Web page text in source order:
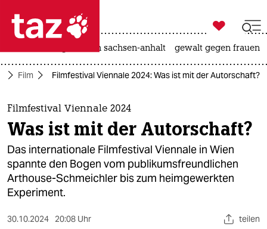
 taz zahl ich
taz zahl ich
themen
politik
öko
gesellschaft
kultur

taz zahl ich
landtagswahl in sachsen-anhalt gewalt gegen frauen
Film Filmfestival Viennale 2024: Was ist mit der Autorschaft?
Filmfestival Viennale 2024
Was ist mit der Autorschaft?
Das internationale Filmfestival Viennale in Wien
spannte den Bogen vom publikumsfreundlichen
Arthouse-Schmeichler bis zum heimgewerkten
Experiment.
30.10.2024 20:08 Uhr teilen